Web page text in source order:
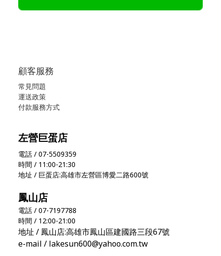
顧客服務
常見問題
運送政策
付款服務方式
左營巨蛋店
電話 / 07-5509359
時間 / 11:00-21:30
地址 / 巨蛋店:高雄市左營區博愛二路600號
鳳山店
電話 / 07-7197788
時間 / 12:00-21:00
地址 / 鳳山店:高雄市鳳山區建國路三段67號
e-mail / lakesun600@yahoo.com.tw